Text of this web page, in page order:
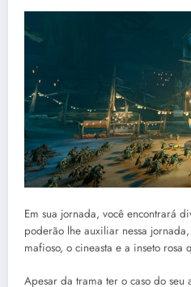
Em sua jornada, você encontrará
poderão lhe auxiliar nessa
mafioso, o cineasta e a inseto
Apesar da trama ter o caso do